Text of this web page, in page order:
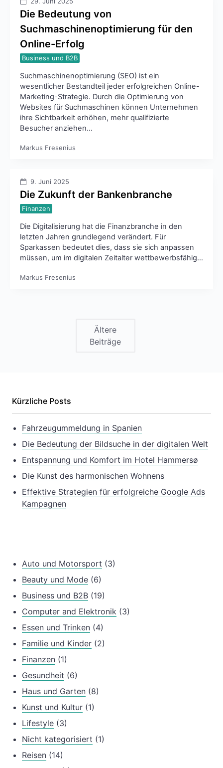
Die Bedeutung von
Suchmaschinenoptimierung für den
Online-Erfolg
Business und B2B
Suchmaschinenoptimierung (SEO) ist ein
wesentlicher Bestandteil jeder erfolgreichen Online-
Marketing-Strategie. Durch die Optimierung von
Websites für Suchmaschinen können Unternehmen
ihre Sichtbarkeit erhöhen, mehr qualifizierte
Besucher anziehen…
Markus Fresenius
9. Juni 2025
Die Zukunft der Bankenbranche
Finanzen
Die Digitalisierung hat die Finanzbranche in den
letzten Jahren grundlegend verändert. Für
Sparkassen bedeutet dies, dass sie sich anpassen
müssen, um im digitalen Zeitalter wettbewerbsfähig…
Markus Fresenius
Ältere
Beiträge
Kürzliche Posts
Fahrzeugummeldung in Spanien
Die Bedeutung der Bildsuche in der digitalen Welt
Entspannung und Komfort im Hotel Hammersø
Die Kunst des harmonischen Wohnens
Effektive Strategien für erfolgreiche Google Ads
Kampagnen
Auto und Motorsport (3)
Beauty und Mode (6)
Business und B2B (19)
Computer and Elektronik (3)
Essen und Trinken (4)
Familie und Kinder (2)
Finanzen (1)
Gesundheit (6)
Haus und Garten (8)
Kunst und Kultur (1)
Lifestyle (3)
Nicht kategorisiert (1)
Reisen (14)